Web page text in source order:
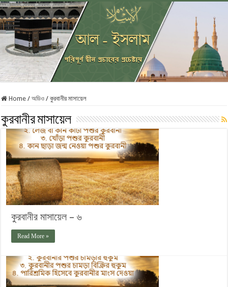
Home / অডিও / কুরবানীর মাসায়েল
কুরবানীর মাসায়েল
কুরবানীর মাসায়েল – ৬
Read More »